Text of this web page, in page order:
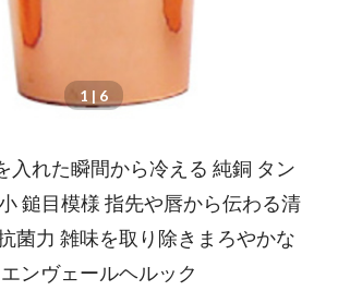
1 | 6
入れた瞬間から冷える 純銅 タン
鎚目模様 指先や唇から伝わる清
菌力 雑味を取り除きまろやかな
ンヴェールヘルック